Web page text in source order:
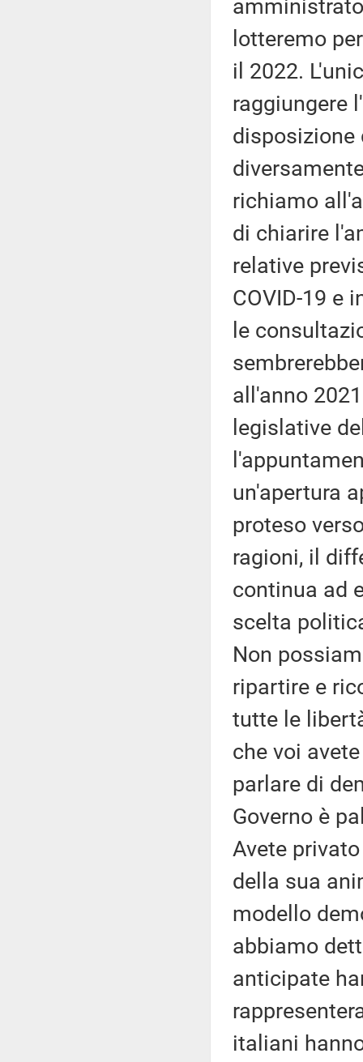
lotteremo
il 2022.
raggiungere
disposizione
richiamo
di chiarire
relative
COVID-19 e
le
all'anno
legislative
un'apertura
proteso
ragioni, il
continua ad
scelta
Non
ripartire e
tutte le
che voi
parlare di
Governo è
Avete
della sua
modello
abbiamo
anticipate
italiani